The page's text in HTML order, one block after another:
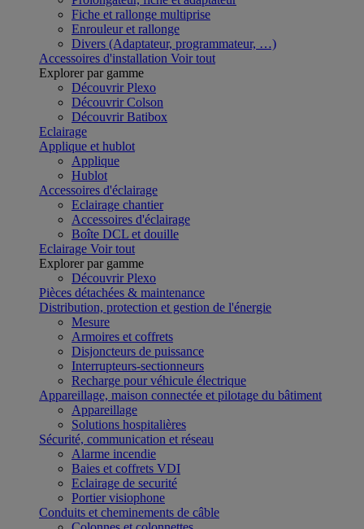
Fiche et rallonge multiprise
Enrouleur et rallonge
Divers (Adaptateur, programmateur, …)
Accessoires d'installation Voir tout
Explorer par gamme
Découvrir Plexo
Découvrir Colson
Découvrir Batibox
Eclairage
Applique et hublot
Applique
Hublot
Accessoires d'éclairage
Eclairage chantier
Accessoires d'éclairage
Boîte DCL et douille
Eclairage Voir tout
Explorer par gamme
Découvrir Plexo
Pièces détachées & maintenance
Distribution, protection et gestion de l'énergie
Mesure
Armoires et coffrets
Disjoncteurs de puissance
Interrupteurs-sectionneurs
Recharge pour véhicule électrique
Appareillage, maison connectée et pilotage du bâtiment
Appareillage
Solutions hospitalières
Sécurité, communication et réseau
Alarme incendie
Baies et coffrets VDI
Eclairage de securité
Portier visiophone
Conduits et cheminements de câble